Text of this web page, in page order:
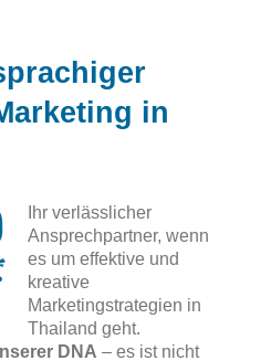
in
Ihr verlässlicher
Ansprechpartner, wenn
es um effektive und
kreative
Marketingstrategien in
Thailand geht.
DNA – es ist nicht